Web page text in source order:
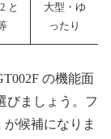
と
大型・ゆ
ったり
の機能面
びましょう。フ
が候補になりま